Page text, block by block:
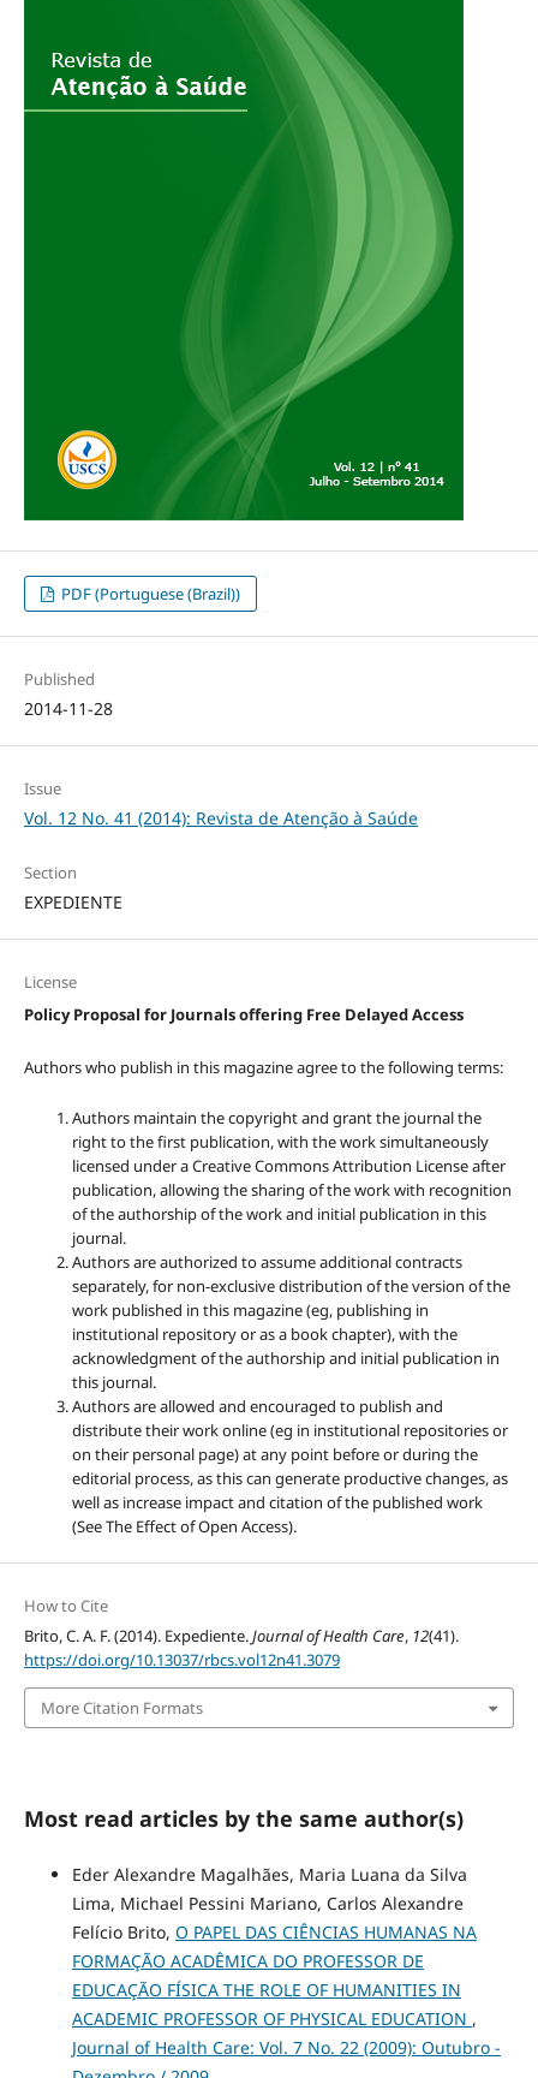
PDF (Portuguese (Brazil))
Published
2014-11-28
Issue
Vol. 12 No. 41 (2014): Revista de Atenção à Saúde
Section
EXPEDIENTE
License
Policy Proposal for Journals offering Free Delayed Access
Authors who publish in this magazine agree to the following terms:
Authors maintain the copyright and grant the journal the
right to the first publication, with the work simultaneously
licensed under a Creative Commons Attribution License after
publication, allowing the sharing of the work with recognition
of the authorship of the work and initial publication in this
journal.
Authors are authorized to assume additional contracts
separately, for non-exclusive distribution of the version of the
work published in this magazine (eg, publishing in
institutional repository or as a book chapter), with the
acknowledgment of the authorship and initial publication in
this journal.
Authors are allowed and encouraged to publish and
distribute their work online (eg in institutional repositories or
on their personal page) at any point before or during the
editorial process, as this can generate productive changes, as
well as increase impact and citation of the published work
(See The Effect of Open Access).
How to Cite
Brito, C. A. F. (2014). Expediente.Journal of Health Care, 12(41).
https://doi.org/10.13037/rbcs.vol12n41.3079
More Citation Formats
Most read articles by the same author(s)
Eder Alexandre Magalhães, Maria Luana da Silva
Lima, Michael Pessini Mariano, Carlos Alexandre
Felício Brito, O PAPEL DAS CIÊNCIAS HUMANAS NA
FORMAÇÃO ACADÊMICA DO PROFESSOR DE
EDUCAÇÃO FÍSICA THE ROLE OF HUMANITIES IN
ACADEMIC PROFESSOR OF PHYSICAL EDUCATION ,
Journal of Health Care: Vol. 7 No. 22 (2009): Outubro -